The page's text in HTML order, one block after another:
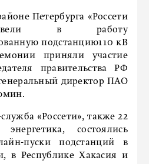
Петербурга «Россети
ввели в работу
подстанцию110 кВ
приняли участие
правительства РФ
директор ПАО
«Россети», также 22
состоялись
пуски подстанций в
в Республике Хакасия и